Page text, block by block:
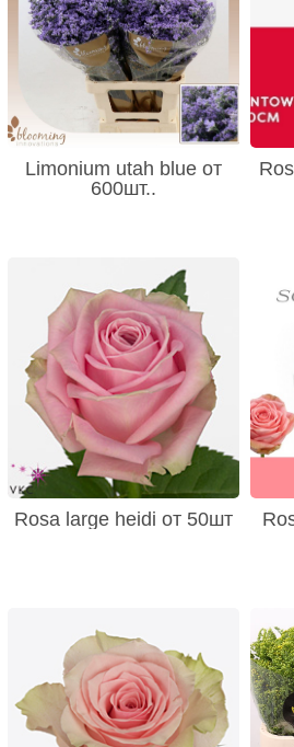
Limonium utah blue от
600шт..
Rosa large heidi от 50шт